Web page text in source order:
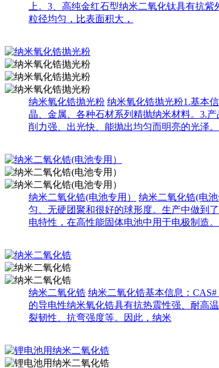
上。3、高纯金红石型纳米二氧化钛具有抗
粒径均匀，比表面积大，
​纳米氧化锆抛光粉 纳米氧化锆抛光粉1.基本
晶、金属、各种石材系列精抛纳米材料。3.
削力强、出光快、能抛出均匀而明亮的光泽
纳米二氧化锆(电池专用）
纳米二氧化锆(电
匀、无硬团聚和很好的球形度。生产中做到
电特性，在高性能固体电池中用于电极制造
纳米二氧化锆 纳米二氧化锆基本信息：
的导电性纳米氧化锆具有抗热震性强、耐高
裂韧性、抗弯强度等。因此，纳米